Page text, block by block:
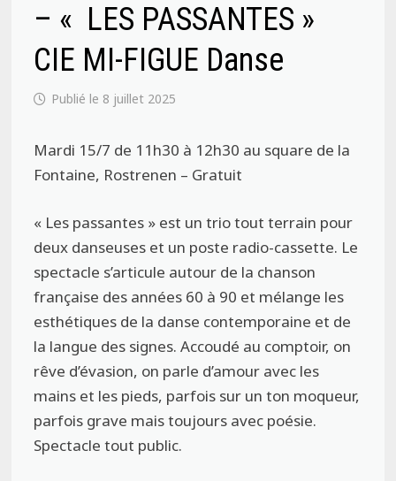
– « LES PASSANTES »
CIE MI-FIGUE Danse
8 juillet 2025
Mardi 15/7 de 11h30 à 12h30 au square de la
Fontaine, Rostrenen – Gratuit
« Les passantes » est un trio tout terrain pour
deux danseuses et un poste radio-cassette. Le
spectacle s’articule autour de la chanson
française des années 60 à 90 et mélange les
esthétiques de la danse contemporaine et de
la langue des signes. Accoudé au comptoir, on
rêve d’évasion, on parle d’amour avec les
mains et les pieds, parfois sur un ton moqueur,
parfois grave mais toujours avec poésie.
Spectacle tout public.